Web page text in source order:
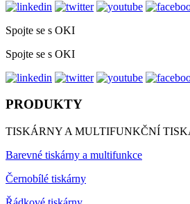
Spojte se s OKI
Spojte se s OKI
PRODUKTY
TISKÁRNY A MULTIFUNKČNÍ
Barevné tiskárny a multifunkce
Černobílé tiskárny